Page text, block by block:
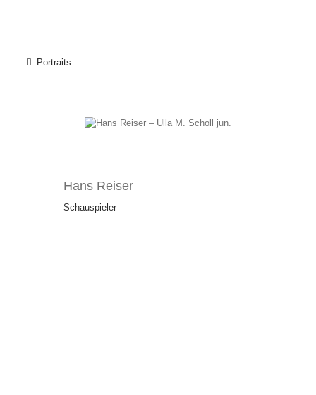
Portraits
Hans Reiser
Schauspieler